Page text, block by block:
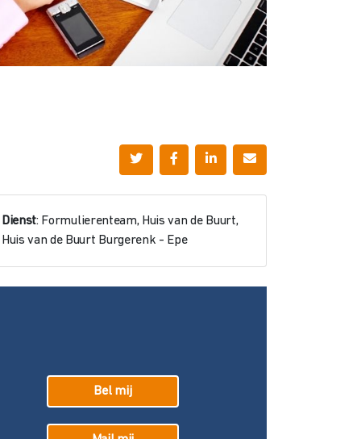
Dienst: Formulierenteam, Huis van de Buurt,
Huis van de Buurt Burgerenk - Epe
Bel mij